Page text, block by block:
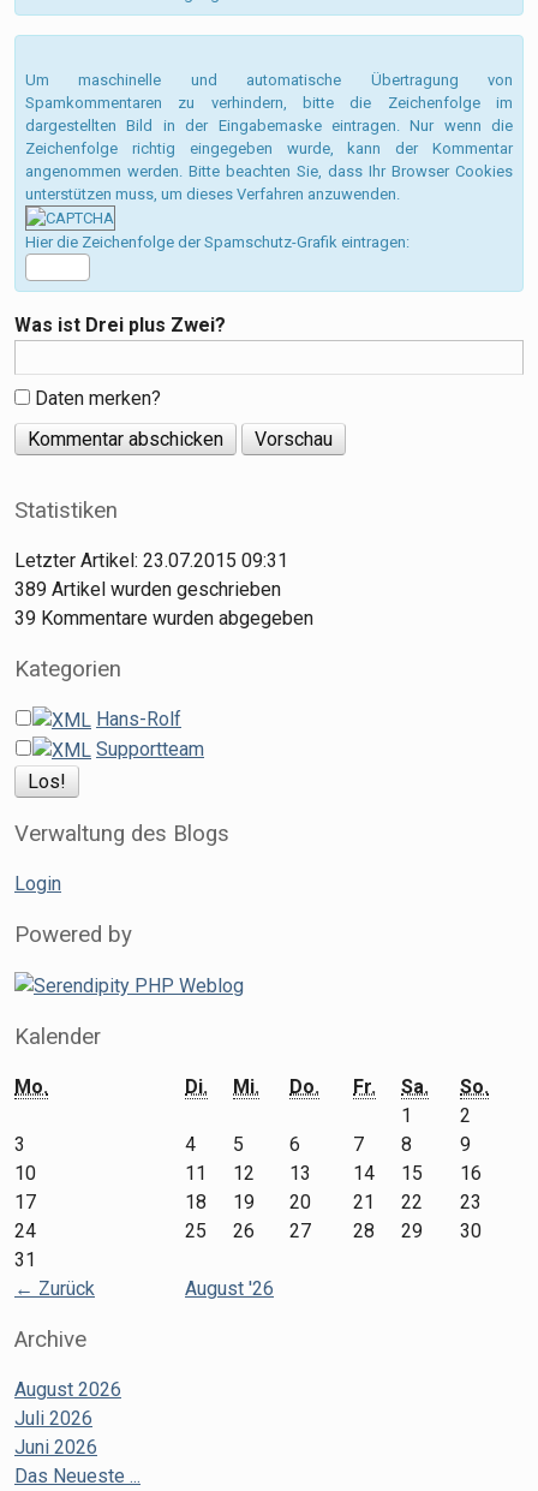
Um maschinelle und automatische Übertragung von
Spamkommentaren zu verhindern, bitte die Zeichenfolge im
dargestellten Bild in der Eingabemaske eintragen. Nur wenn die
Zeichenfolge richtig eingegeben wurde, kann der Kommentar
angenommen werden. Bitte beachten Sie, dass Ihr Browser Cookies
unterstützen muss, um dieses Verfahren anzuwenden.
Hier die Zeichenfolge der Spamschutz-Grafik eintragen:
Was ist Drei plus Zwei?
Daten merken?
Statistiken
Letzter Artikel: 23.07.2015 09:31
389 Artikel wurden geschrieben
39 Kommentare wurden abgegeben
Kategorien
Hans-Rolf
Supportteam
Verwaltung des Blogs
Login
Powered by
Kalender
Mo. Di. Mi. Do. Fr. Sa. So.
← Zurück August '26
1
2
3
4 5 6 7 8
9
10
11 12 13 14 15
16
17
18 19 20 21 22
23
24
25 26 27 28 29
30
31
Archive
August 2026
Juli 2026
Juni 2026
Das Neueste ...